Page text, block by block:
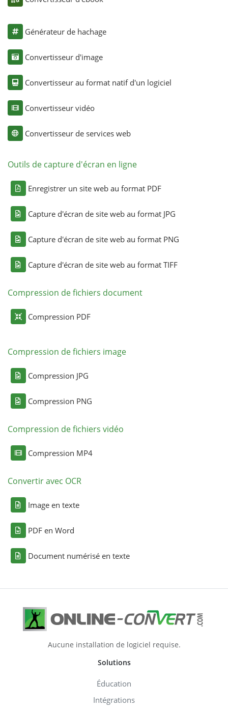
Générateur de hachage
Convertisseur d'image
Convertisseur au format natif d'un logiciel
Convertisseur vidéo
Convertisseur de services web
Outils de capture d'écran en ligne
Enregistrer un site web au format PDF
Capture d'écran de site web au format JPG
Capture d'écran de site web au format PNG
Capture d'écran de site web au format TIFF
Compression de fichiers document
Compression PDF
Compression de fichiers image
Compression JPG
Compression PNG
Compression de fichiers vidéo
Compression MP4
Convertir avec OCR
Image en texte
PDF en Word
Document numérisé en texte
Aucune installation de logiciel requise.
Solutions
Éducation
Intégrations